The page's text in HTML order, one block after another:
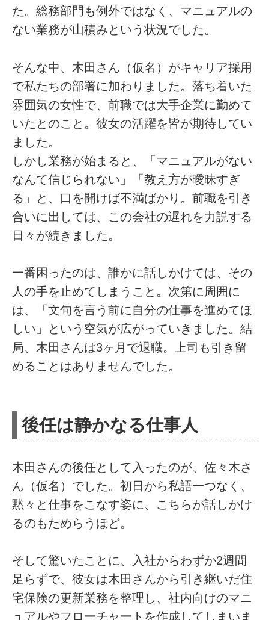
た。総務部門も例外ではなく、マニュアルの
ない業務が山積みという状況でした。
そんな中、木田さん（仮名）がキャリア採用
で私たちの部署に加わりました。落ち着いた
雰囲気の女性で、前職では大手企業に勤めて
いたとのこと。彼女の活躍を皆が期待してい
ました。
しかし業務が始まると、「マニュアルがない
なんて信じられない」「教え方が曖昧すぎ
る」と、口を開けば不満ばかり。前職を引き
合いに出しては、この会社の遅れを力説する
日々が続きました。
一番困ったのは、誰かに話しかけては、その
人の手を止めてしまうこと。次第に周囲に
は、「文句を言う前に自分の仕事を進めてほ
しい」という空気が広がっていきました。結
局、木田さんは3ヶ月で退職。上司も引き留
めることはありませんでした。
後任は静かなる仕事人
木田さんの後任として入ったのが、佐々木さ
ん（仮名）でした。初日から私語一つなく、
黙々と仕事をこなす姿に、こちらが話しかけ
るのもためらうほど。
そして驚いたことに、入社からわずか2週間
足らずで、彼女は木田さんから引き継いだ住
宅保険の更新業務を整理し、社内向けのマニ
ュアルやフローチャートを作成してしまいま